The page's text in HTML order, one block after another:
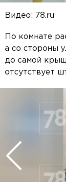
Видео: 78.ru
По комнате
а со стороны
до самой
отсутствует